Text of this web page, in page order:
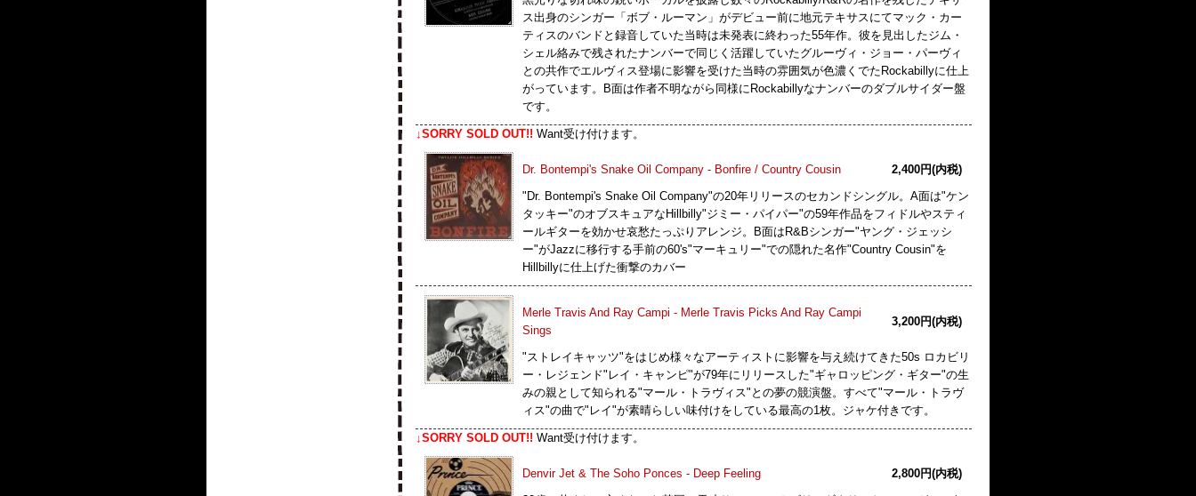
ス出身のシンガー「ボブ・ルーマン」がデビュー前に地元テキサスにてマック・カー
ティスのバンドと録音していた当時は未発表に終わった55年作。彼を見出したジム・
シェル絡みで残されたナンバーで同じく活躍していたグルーヴィ・ジョー・パーヴィ
との共作でエルヴィス登場に影響を受けた当時の雰囲気が色濃くでたRockabillyに仕上
がっています。B面は作者不明ながら同様にRockabillyなナンバーのダブルサイダー盤
です。
↓SORRY SOLD OUT!! Want受け付けます。
Dr. Bontempi's Snake Oil Company - Bonfire / Country Cousin
2,400円(内税)
"Dr. Bontempi's Snake Oil Company"の20年リリースのセカンドシングル。A面は"ケン
タッキー"のオブスキュアなHillbilly"ジミー・パイパー"の59年作品をフィドルやスティ
ールギターを効かせ哀愁たっぷりアレンジ。B面はR&Bシンガー"ヤング・ジェッシ
ー"がJazzに移行する手前の60's"マーキュリー"での隠れた名作"Country Cousin"を
Hillbillyに仕上げた衝撃のカバー
Merle Travis And Ray Campi - Merle Travis Picks And Ray Campi
Sings
3,200円(内税)
"ストレイキャッツ"をはじめ様々なアーティストに影響を与え続けてきた50s ロカビリ
ー・レジェンド"レイ・キャンピ"が79年にリリースした"ギャロッピング・ギター"の生
みの親として知られる"マール・トラヴィス"との夢の競演盤。すべて"マール・トラヴ
ィス"の曲で"レイ"が素晴らしい味付けをしている最高の1枚。ジャケ付きです。
↓SORRY SOLD OUT!! Want受け付けます。
Denvir Jet & The Soho Ponces - Deep Feeling
2,800円(内税)